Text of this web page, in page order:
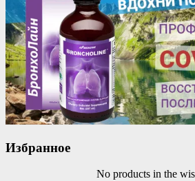
Избранное
No products in the